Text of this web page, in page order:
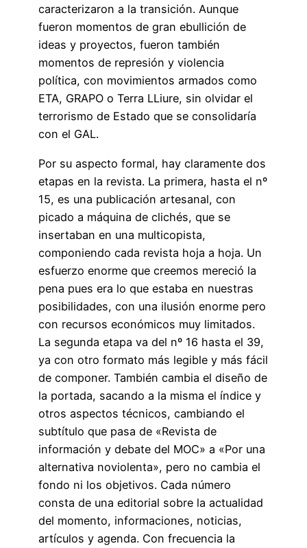
caracterizaron a la transición. Aunque
fueron momentos de gran ebullición de
ideas y proyectos, fueron también
momentos de represión y violencia
política, con movimientos armados como
ETA, GRAPO o Terra LLiure, sin olvidar el
terrorismo de Estado que se consolidaría
con el GAL.
Por su aspecto formal, hay claramente dos
etapas en la revista. La primera, hasta el nº
15, es una publicación artesanal, con
picado a máquina de clichés, que se
insertaban en una multicopista,
componiendo cada revista hoja a hoja. Un
esfuerzo enorme que creemos mereció la
pena pues era lo que estaba en nuestras
posibilidades, con una ilusión enorme pero
con recursos económicos muy limitados.
La segunda etapa va del nº 16 hasta el 39,
ya con otro formato más legible y más fácil
de componer. También cambia el diseño de
la portada, sacando a la misma el índice y
otros aspectos técnicos, cambiando el
subtítulo que pasa de «Revista de
información y debate del MOC» a «Por una
alternativa noviolenta», pero no cambia el
fondo ni los objetivos. Cada número
consta de una editorial sobre la actualidad
del momento, informaciones, noticias,
artículos y agenda. Con frecuencia la